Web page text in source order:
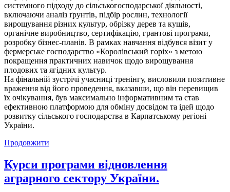
системного підходу до сільськогосподарської діяльності,
включаючи аналіз ґрунтів, підбір рослин, технології
вирощування різних культур, обрізку дерев та кущів,
органічне виробництво, сертифікацію, грантові програми,
розробку бізнес-планів. В рамках навчання відбувся візит у
фермерське господарство «Королівський горіх» з метою
покращення практичних навичок щодо вирощування
плодових та ягідних культур.
На фінальній зустрічі учасниці тренінгу, висловили позитивне
враження від його проведення, вказавши, що він перевищив
їх очікування, був максимально інформативним та став
ефективною платформою для обміну досвідом та ідей щодо
розвитку сільського господарства в Карпатському регіоні
України.
Продовжити
Курси програми відновлення
аграрного сектору України.